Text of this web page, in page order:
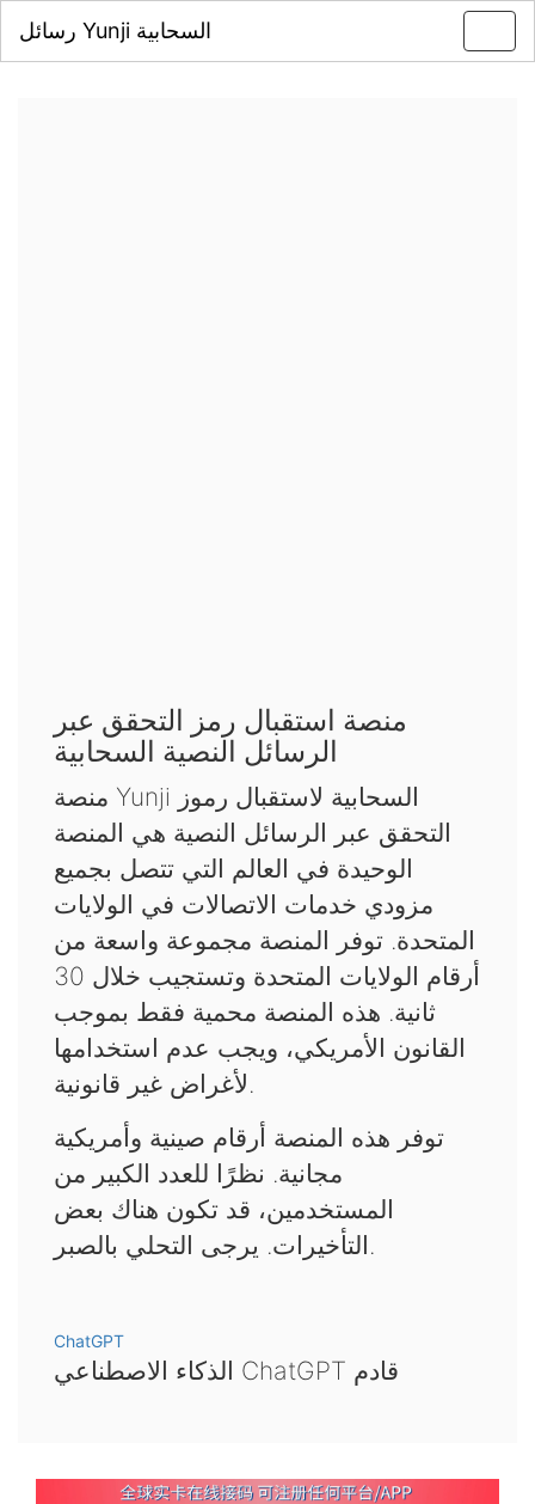
رسائل Yunji السحابية
منصة استقبال رمز التحقق عبر
الرسائل النصية السحابية
منصة Yunji السحابية لاستقبال رموز
التحقق عبر الرسائل النصية هي المنصة
الوحيدة في العالم التي تتصل بجميع
مزودي خدمات الاتصالات في الولايات
المتحدة. توفر المنصة مجموعة واسعة من
أرقام الولايات المتحدة وتستجيب خلال 30
ثانية. هذه المنصة محمية فقط بموجب
القانون الأمريكي، ويجب عدم استخدامها
لأغراض غير قانونية.
توفر هذه المنصة أرقام صينية وأمريكية
مجانية. نظرًا للعدد الكبير من
المستخدمين، قد تكون هناك بعض
التأخيرات. يرجى التحلي بالصبر.
ChatGPT
الذكاء الاصطناعي ChatGPT قادم